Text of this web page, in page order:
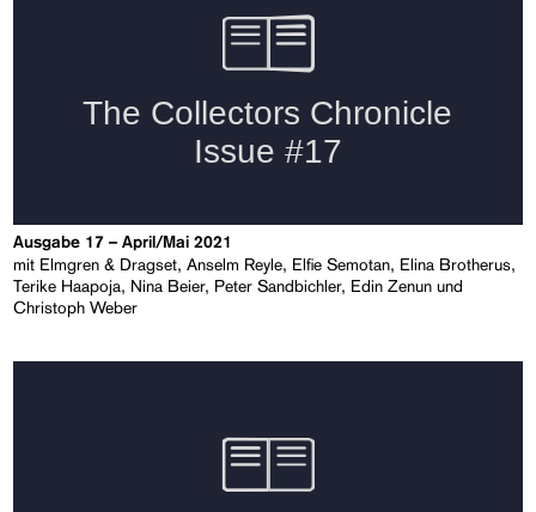
Ausgabe 17 – April/Mai 2021
mit Elmgren & Dragset, Anselm Reyle, Elfie Semotan, Elina Brotherus,
Terike Haapoja, Nina Beier, Peter Sandbichler, Edin Zenun und
Christoph Weber